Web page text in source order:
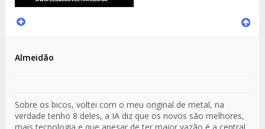
Almeidão
Sobre os bicos, voltei com o meu original de metal, na
verdade tenho 8 deles, a IA diz que os novos são melhores,